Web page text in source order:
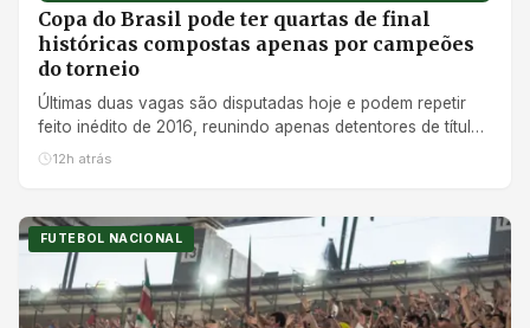
Copa do Brasil pode ter quartas de final
históricas compostas apenas por campeões
do torneio
Últimas duas vagas são disputadas hoje e podem repetir
feito inédito de 2016, reunindo apenas detentores de títulos
na próxima fase
12h atrás
FUTEBOL NACIONAL